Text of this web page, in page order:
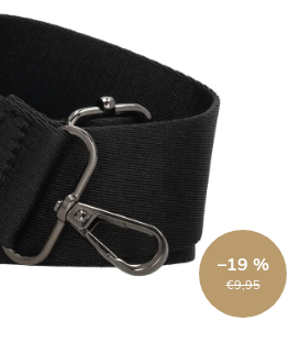
€9,95
–19 %